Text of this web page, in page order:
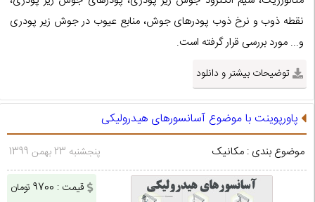
نقطه ذوب و نرخ ذوب پودرهای جوش، منابع عیوب در جوش زیر پودری
و... مورد بررسی قرار گرفته است.
توضیحات بیشتر و دانلود
پاورپوینت با موضوع آسانسورهای هیدرولیکی
موضوع بندی : مکانیک پنجشنبه 23 بهمن 1399
قیمت : 9700 تومان